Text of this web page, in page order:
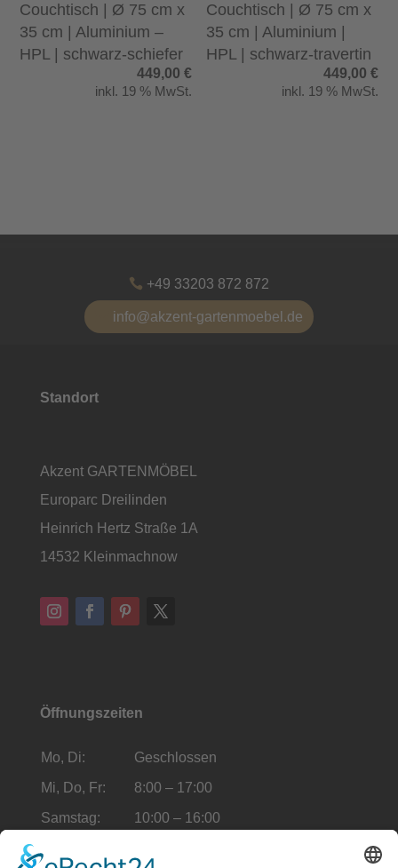
Couchtisch | Ø 75 cm x
35 cm | Aluminium –
HPL | schwarz-schiefer
449,00 €
inkl. 19 % MwSt.
Couchtisch | Ø 75 cm x
35 cm | Aluminium |
HPL | schwarz-travertin
449,00 €
inkl. 19 % MwSt.
+49 33203 872 872
info@akzent-gartenmoebel.de
Standort
Akzent GARTENMÖBEL
Europarc Dreilinden
Heinrich Hertz Straße 1A
14532 Kleinmachnow
Öffnungszeiten
Mo, Di:
Geschlossen
Mi, Do, Fr:
8:00 – 17:00
Samstag:
10:00 – 16:00